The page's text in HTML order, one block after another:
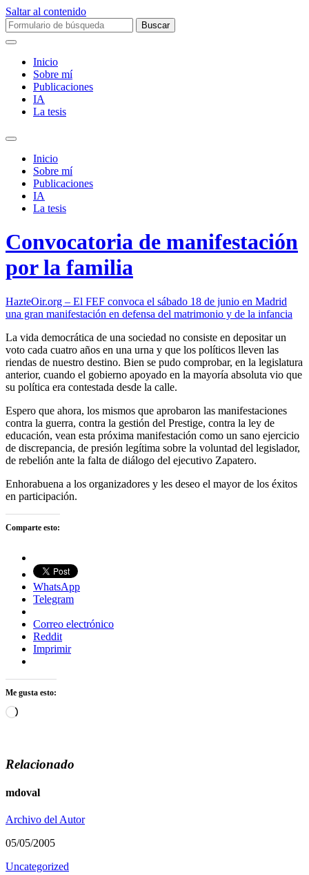
Saltar al contenido
Buscar:
Inicio
Sobre mí­
Publicaciones
IA
La tesis
Alternar
campo
búsqueda
Inicio
Sobre mí­
Publicaciones
IA
La tesis
Convocatoria de manifestación
por la familia
HazteOir.org – El FEF convoca el sábado 18 de junio en Madrid
una gran manifestación en defensa del matrimonio y de la infancia
La vida democrática de una sociedad no consiste en depositar un
voto cada cuatro años en una urna y que los políticos lleven las
riendas de nuestro destino. Bien se pudo comprobar, en la legislatura
anterior, cuando el gobierno apoyado en la mayoría absoluta vio que
su política era contestada desde la calle.
Espero que ahora, los mismos que aprobaron las manifestaciones
contra la guerra, contra la gestión del Prestige, contra la ley de
educación, vean esta próxima manifestación como un sano ejercicio
de discrepancia, de presión legítima sobre la voluntad del legislador,
de rebelión ante la falta de diálogo del ejecutivo Zapatero.
Enhorabuena a los organizadores y les deseo el mayor de los éxitos
en participación.
Comparte esto:
WhatsApp
Telegram
Correo electrónico
Reddit
Imprimir
Me gusta esto:
Cargando...
Relacionado
mdoval
Archivo del Autor
05/05/2005
Uncategorized